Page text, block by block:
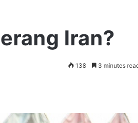
Iran?
138 3 minutes